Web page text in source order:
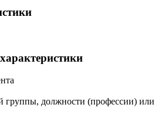
группы, должности (профессии) или